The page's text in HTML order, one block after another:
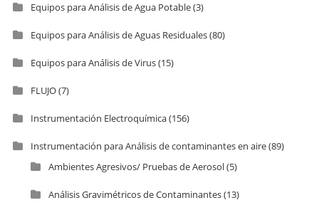
Equipos para Análisis de Agua Potable(3)
Equipos para Análisis de Aguas Residuales(80)
Equipos para Análisis de Virus(15)
FLUJO(7)
Instrumentación Electroquímica(156)
Instrumentación para Análisis de contaminantes en aire(89)
Ambientes Agresivos/ Pruebas de Aerosol(5)
Análisis Gravimétricos de Contaminantes(13)